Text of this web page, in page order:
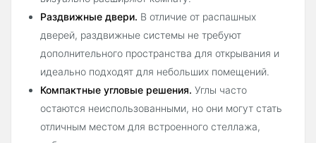
Раздвижные двери. В отличие от распашных
дверей, раздвижные системы не требуют
дополнительного пространства для открывания и
идеально подходят для небольших помещений.
Компактные угловые решения. Углы часто
остаются неиспользованными, но они могут стать
отличным местом для встроенного стеллажа,